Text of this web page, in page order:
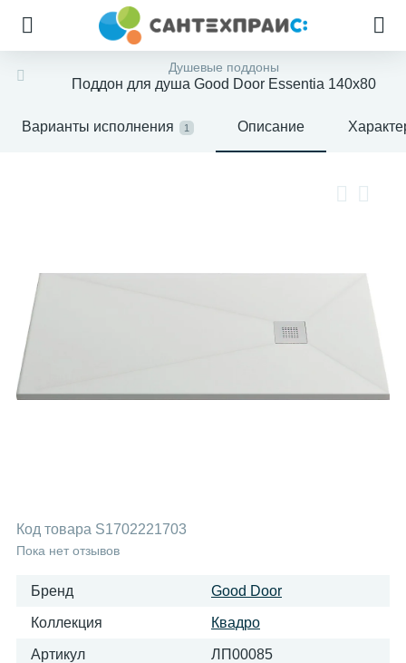
Душевые поддоны
Поддон для душа Good Door Essentia 140x80
Варианты исполнения 1 Описание
Код товара S1702221703
Пока нет отзывов
Бренд Good Door
Коллекция Квадро
Артикул ЛП00085